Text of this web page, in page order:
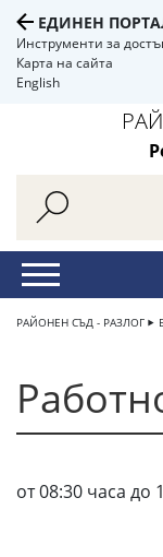
ЕДИНЕН
Инструменти за
Карта на сайта
English
РАЙОНЕН СЪД - РАЗЛОГ
от 08:30 часа до